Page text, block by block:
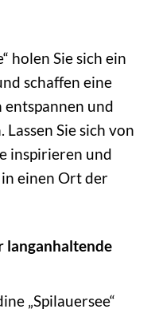
holen Sie sich ein
schaffen eine
entspannen und
Sie sich von
inspirieren und
einen Ort der
langanhaltende
„Spilauersee“